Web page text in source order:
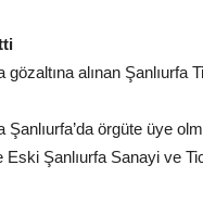
alınan Şanlıurfa
örgüte üye
Şanlıurfa Sanayi ve